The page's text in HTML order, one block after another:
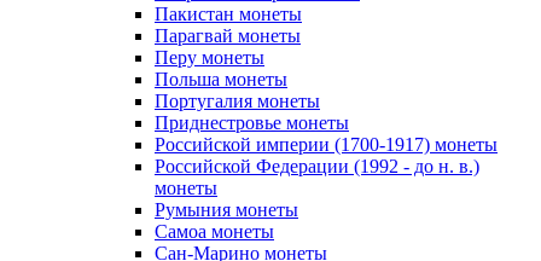
Пакистан монеты
Парагвай монеты
Перу монеты
Польша монеты
Португалия монеты
Приднестровье монеты
Российской империи (1700-1917) монеты
Российской Федерации (1992 - до н. в.)
монеты
Румыния монеты
Самоа монеты
Сан-Марино монеты